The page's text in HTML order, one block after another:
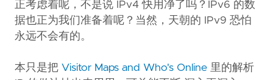
正考虑着呢，不是说 IPv4 快用净了吗？IPv6 的数
据也正为我们准备着呢？当然，天朝的 IPv9 恐怕
永远不会有的。
本只是把 Visitor Maps and Who's Online 里的解析